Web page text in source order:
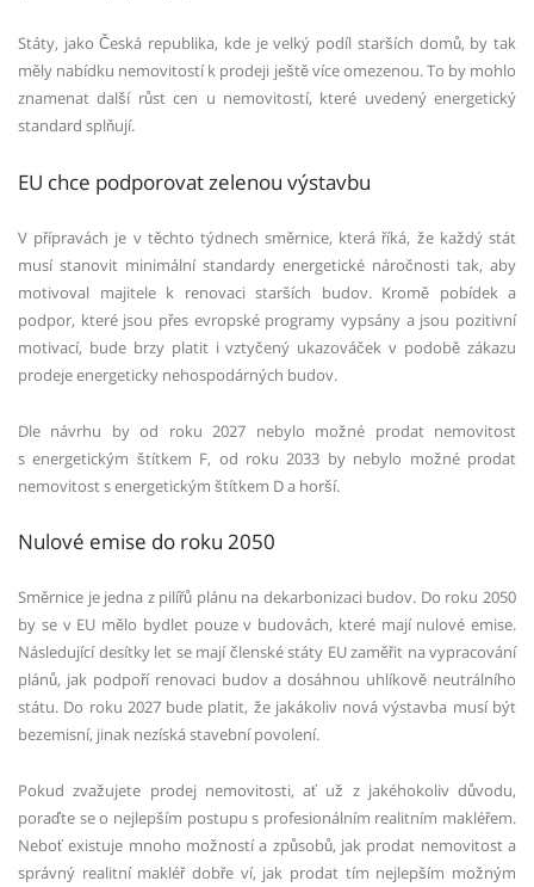
Státy, jako Česká republika, kde je velký podíl starších domů, by tak
měly nabídku nemovitostí k prodeji ještě více omezenou. To by mohlo
znamenat další růst cen u nemovitostí, které uvedený energetický
standard splňují.
EU chce podporovat zelenou výstavbu
V přípravách je v těchto týdnech směrnice, která říká, že každý stát
musí stanovit minimální standardy energetické náročnosti tak, aby
motivoval majitele k renovaci starších budov. Kromě pobídek a
podpor, které jsou přes evropské programy vypsány a jsou pozitivní
motivací, bude brzy platit i vztyčený ukazováček v podobě zákazu
prodeje energeticky nehospodárných budov.
Dle návrhu by od roku 2027 nebylo možné prodat nemovitost
s energetickým štítkem F, od roku 2033 by nebylo možné prodat
nemovitost s energetickým štítkem D a horší.
Nulové emise do roku 2050
Směrnice je jedna z pilířů plánu na dekarbonizaci budov. Do roku 2050
by se v EU mělo bydlet pouze v budovách, které mají nulové emise.
Následující desítky let se mají členské státy EU zaměřit na vypracování
plánů, jak podpoří renovaci budov a dosáhnou uhlíkově neutrálního
státu. Do roku 2027 bude platit, že jakákoliv nová výstavba musí být
bezemisní, jinak nezíská stavební povolení.
Pokud zvažujete prodej nemovitosti, ať už z jakéhokoliv důvodu,
poraďte se o nejlepším postupu s profesionálním realitním makléřem.
Neboť existuje mnoho možností a způsobů, jak prodat nemovitost a
správný realitní makléř dobře ví, jak prodat tím nejlepším možným